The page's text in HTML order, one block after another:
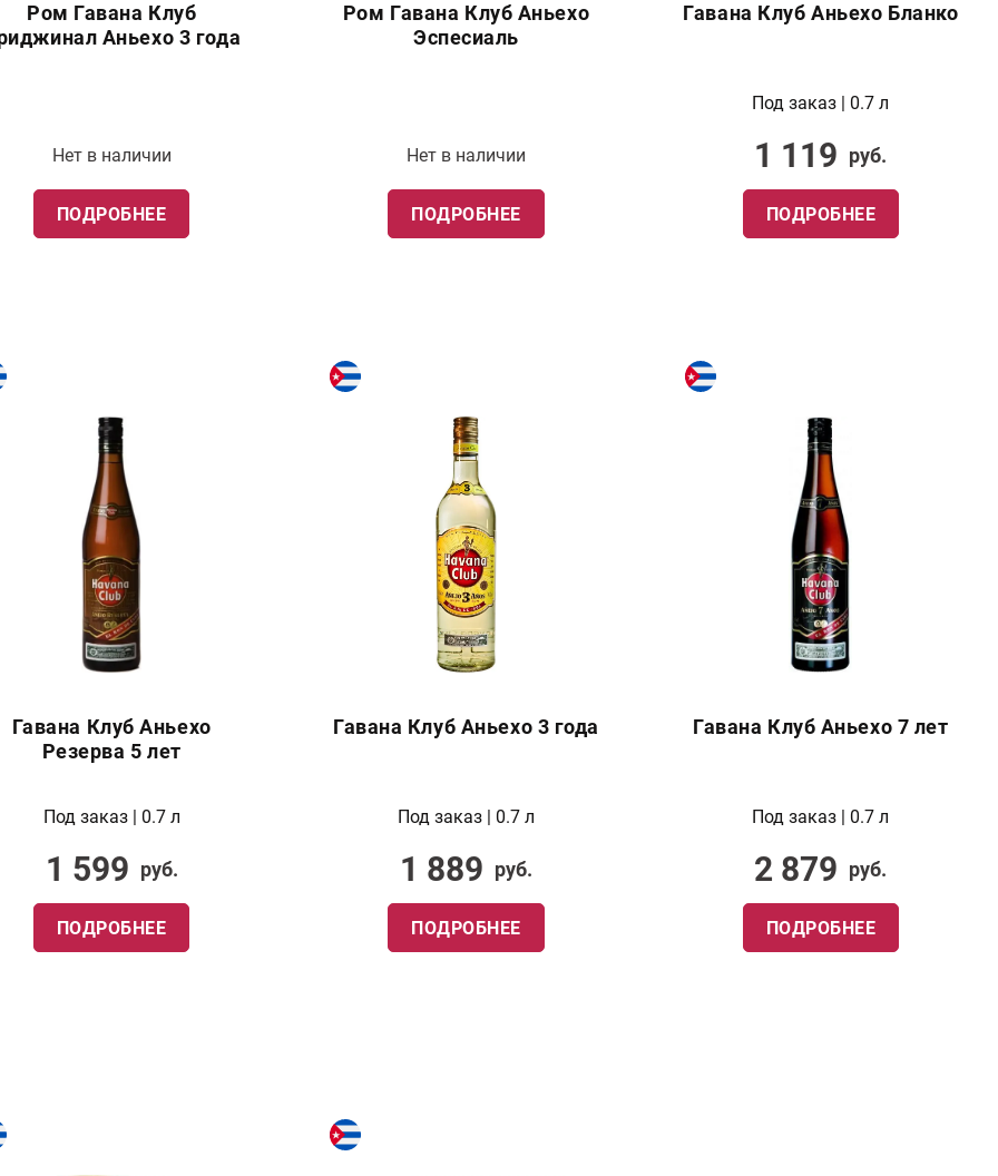
Ром Гавана Клуб
Аньехо 3 года
Нет в наличии
ПОДРОБНЕЕ
Ром Гавана Клуб Аньехо
Эспесиаль
Нет в наличии
ПОДРОБНЕЕ
Гавана Клуб Аньехо Бланко
Под заказ | 0.7 л
1 119 руб.
ПОДРОБНЕЕ
Гавана Клуб Аньехо
Резерва 5 лет
Под заказ | 0.7 л
1 599 руб.
ПОДРОБНЕЕ
Гавана Клуб Аньехо 3 года
Под заказ | 0.7 л
1 889 руб.
ПОДРОБНЕЕ
Гавана Клуб Аньехо 7 лет
Под заказ | 0.7 л
2 879 руб.
ПОДРОБНЕЕ